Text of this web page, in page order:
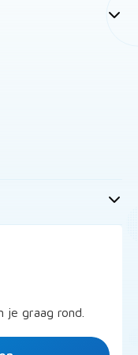
je graag rond.